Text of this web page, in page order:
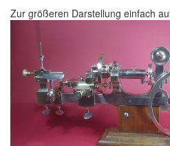
Zur größeren Darstellung einfach